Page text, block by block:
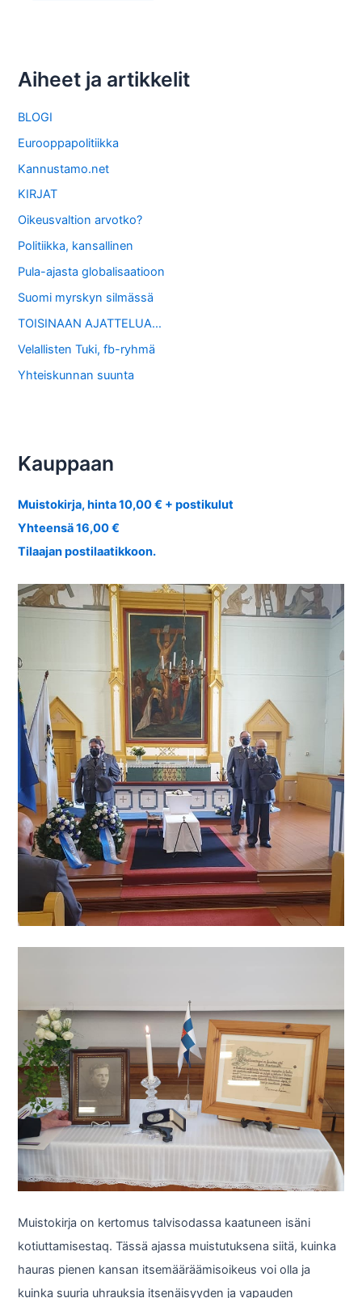
Aiheet ja artikkelit
BLOGI
Eurooppapolitiikka
Kannustamo.net
KIRJAT
Oikeusvaltion arvotko?
Politiikka, kansallinen
Pula-ajasta globalisaatioon
Suomi myrskyn silmässä
TOISINAAN AJATTELUA…
Velallisten Tuki, fb-ryhmä
Yhteiskunnan suunta
Kauppaan
Muistokirja, hinta 10,00 € + postikulut
Yhteensä 16,00 €
Tilaajan postilaatikkoon.
Muistokirja on kertomus talvisodassa kaatuneen isäni
kotiuttamisestaq. Tässä ajassa muistutuksena siitä, kuinka
hauras pienen kansan itsemääräämisoikeus voi olla ja
kuinka suuria uhrauksia itsenäisyyden ja vapauden